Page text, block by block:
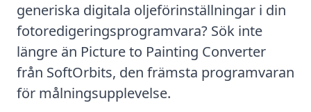
generiska digitala oljeförinställningar i din
fotoredigeringsprogramvara? Sök inte
längre än Picture to Painting Converter
från SoftOrbits, den främsta programvaran
för målningsupplevelse.